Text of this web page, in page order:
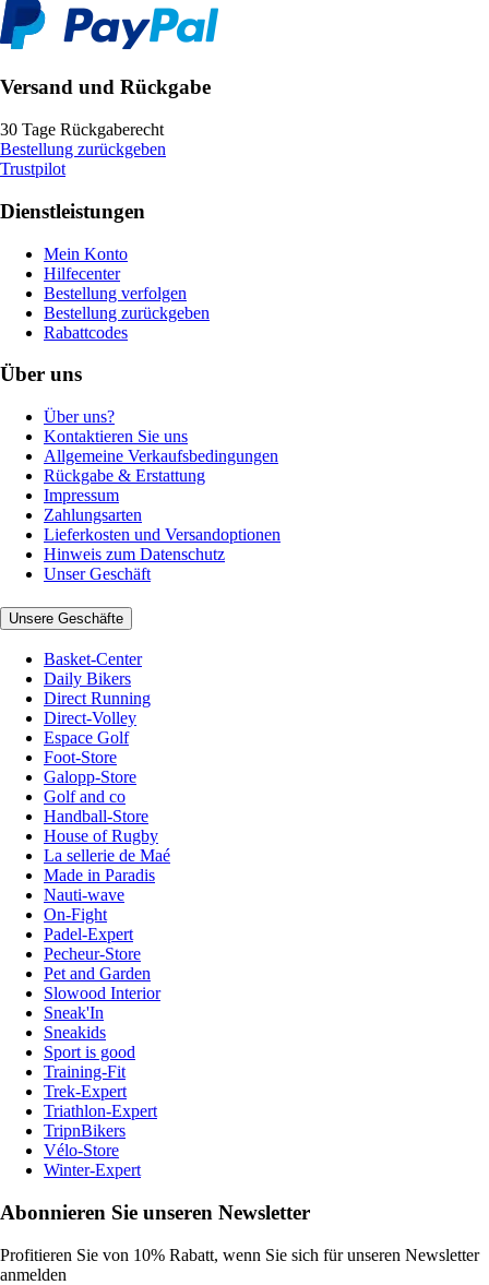
Versand und Rückgabe
30 Tage Rückgaberecht
Bestellung zurückgeben
Trustpilot
Dienstleistungen
Mein Konto
Hilfecenter
Bestellung verfolgen
Bestellung zurückgeben
Rabattcodes
Über uns
Über uns?
Kontaktieren Sie uns
Allgemeine Verkaufsbedingungen
Rückgabe & Erstattung
Impressum
Zahlungsarten
Lieferkosten und Versandoptionen
Hinweis zum Datenschutz
Unser Geschäft
Unsere Geschäfte
Basket-Center
Daily Bikers
Direct Running
Direct-Volley
Espace Golf
Foot-Store
Galopp-Store
Golf and co
Handball-Store
House of Rugby
La sellerie de Maé
Made in Paradis
Nauti-wave
On-Fight
Padel-Expert
Pecheur-Store
Pet and Garden
Slowood Interior
Sneak'In
Sneakids
Sport is good
Training-Fit
Trek-Expert
Triathlon-Expert
TripnBikers
Vélo-Store
Winter-Expert
Abonnieren Sie unseren Newsletter
Profitieren Sie von 10% Rabatt, wenn Sie sich für unseren Newsletter
anmelden